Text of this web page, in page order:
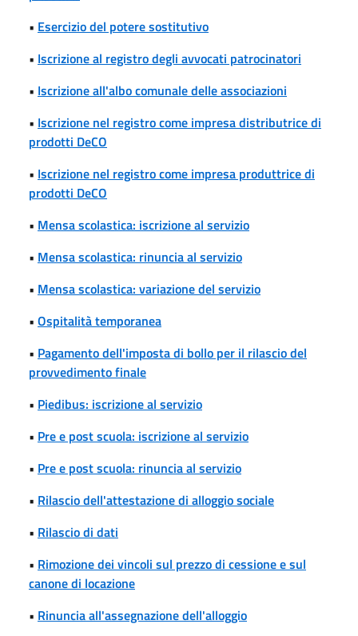
• Esercizio del potere sostitutivo
• Iscrizione al registro degli avvocati patrocinatori
• Iscrizione all'albo comunale delle associazioni
• Iscrizione nel registro come impresa distributrice di
prodotti DeCO
• Iscrizione nel registro come impresa produttrice di
prodotti DeCO
• Mensa scolastica: iscrizione al servizio
• Mensa scolastica: rinuncia al servizio
• Mensa scolastica: variazione del servizio
• Ospitalità temporanea
• Pagamento dell'imposta di bollo per il rilascio del
provvedimento finale
• Piedibus: iscrizione al servizio
• Pre e post scuola: iscrizione al servizio
• Pre e post scuola: rinuncia al servizio
• Rilascio dell'attestazione di alloggio sociale
• Rilascio di dati
• Rimozione dei vincoli sul prezzo di cessione e sul
canone di locazione
• Rinuncia all'assegnazione dell'alloggio